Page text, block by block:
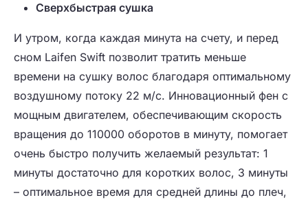
Сверхбыстрая сушка
И утром, когда каждая минута на счету, и перед
сном Laifen Swift позволит тратить меньше
времени на сушку волос благодаря оптимальному
воздушному потоку 22 м/с. Инновационный фен с
мощным двигателем, обеспечивающим скорость
вращения до 110000 оборотов в минуту, помогает
очень быстро получить желаемый результат: 1
минуты достаточно для коротких волос, 3 минуты
– оптимальное время для средней длины до плеч,